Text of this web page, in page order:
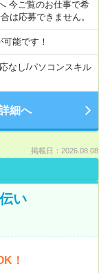
今ご覧のお仕事で希
は応募できません。
能です！
なし/パソコンスキル
細へ
掲載日：2026.08.08
い
！